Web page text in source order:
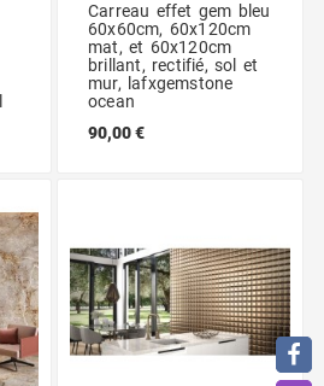
Carreau effet gem bleu
60x60cm, 60x120cm
mat, et 60x120cm
brillant, rectifié, sol et
mur, lafxgemstone
ocean
90,00 €